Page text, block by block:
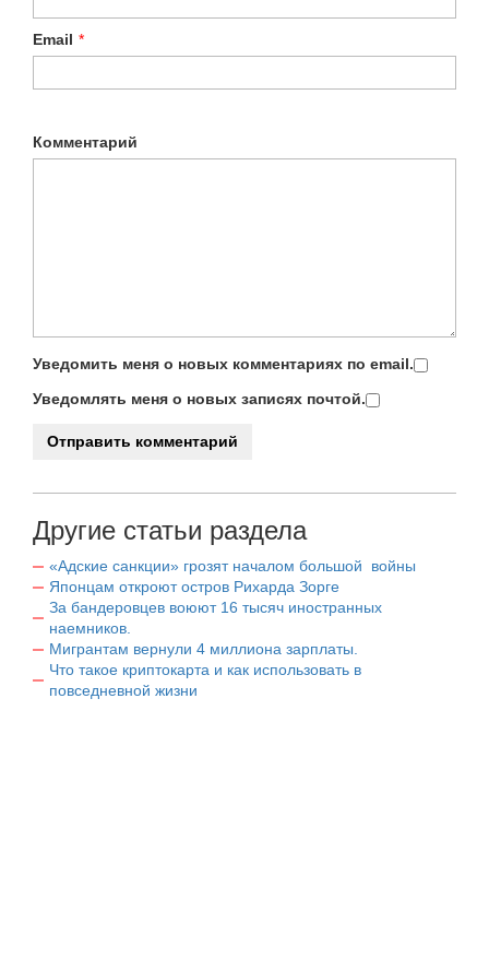
Email *
Комментарий
Уведомить меня о новых комментариях по email.
Уведомлять меня о новых записях почтой.
Другие статьи раздела
«Адские санкции» грозят началом большой войны
Японцам откроют остров Рихарда Зорге
За бандеровцев воюют 16 тысяч иностранных
наемников.
Мигрантам вернули 4 миллиона зарплаты.
Что такое криптокарта и как использовать в
повседневной жизни